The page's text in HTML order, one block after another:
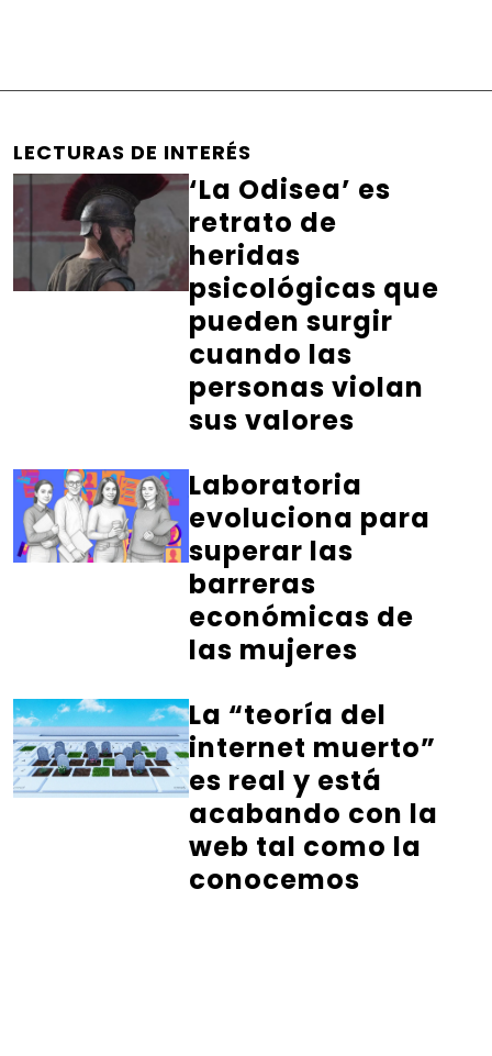
LECTURAS DE INTERÉS
‘La Odisea’ es
retrato de
heridas
psicológicas que
pueden surgir
cuando las
personas violan
sus valores
Laboratoria
evoluciona para
superar las
barreras
económicas de
las mujeres
La “teoría del
internet muerto”
es real y está
acabando con la
web tal como la
conocemos